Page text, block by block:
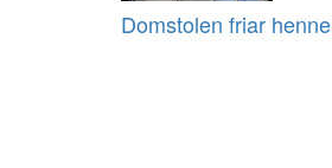
Domstolen friar henne